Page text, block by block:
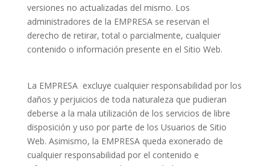
versiones no actualizadas del mismo. Los
administradores de la EMPRESA se reservan el
derecho de retirar, total o parcialmente, cualquier
contenido o información presente en el Sitio Web.
La EMPRESA excluye cualquier responsabilidad por los
daños y perjuicios de toda naturaleza que pudieran
deberse a la mala utilización de los servicios de libre
disposición y uso por parte de los Usuarios de Sitio
Web. Asimismo, la EMPRESA queda exonerado de
cualquier responsabilidad por el contenido e